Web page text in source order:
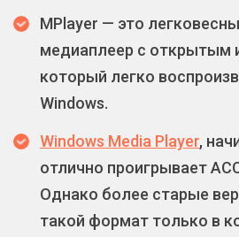
MPlayer — это
медиаплеер с открытым
который легко
Windows.
Windows Media Player,
отлично проигрывает
Однако более старые
такой формат только в